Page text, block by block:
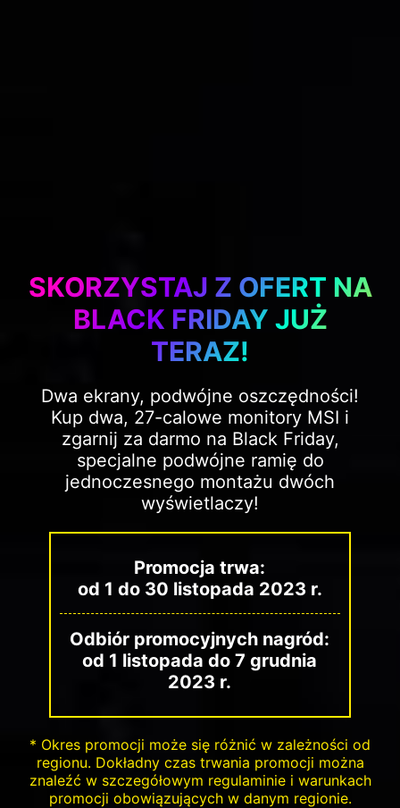
SKORZYSTAJ Z OFERT NA
BLACK FRIDAY JUŻ
TERAZ!
Dwa ekrany, podwójne oszczędności!
Kup dwa, 27-calowe monitory MSI i
zgarnij za darmo na Black Friday,
specjalne podwójne ramię do
jednoczesnego montażu dwóch
wyświetlaczy!
Promocja trwa:
od 1 do 30 listopada 2023 r.
Odbiór promocyjnych nagród:
od 1 listopada do 7 grudnia
2023 r.
* Okres promocji może się różnić w zależności od
regionu. Dokładny czas trwania promocji można
znaleźć w szczegółowym regulaminie i warunkach
promocji obowiązujących w danym regionie.